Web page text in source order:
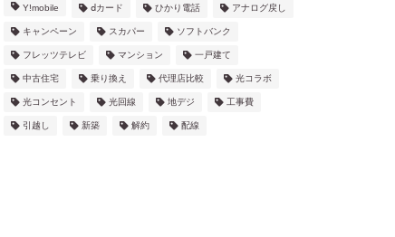
Y!mobile ⅾカード ひかり電話 アナログ戻し
キャンペーン スカパー ソフトバンク
フレッツテレビ マンション 一戸建て
中古住宅 乗り換え 代理店比較 光コラボ
光コンセント 光回線 地デジ 工事費
引越し 新築 解約 配線